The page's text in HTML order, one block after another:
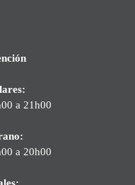
a 21h00
a 20h00